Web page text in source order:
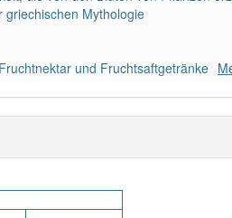
Mythologie
und Fruchtsaftgetränke